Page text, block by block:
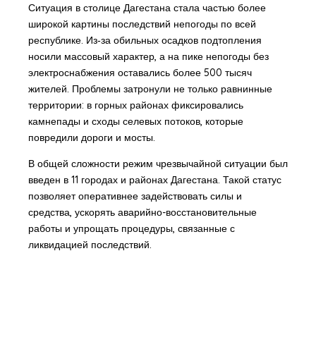
Ситуация в столице Дагестана стала частью более
широкой картины последствий непогоды по всей
республике. Из‑за обильных осадков подтопления
носили массовый характер, а на пике непогоды без
электроснабжения оставались более 500 тысяч
жителей. Проблемы затронули не только равнинные
территории: в горных районах фиксировались
камнепады и сходы селевых потоков, которые
повредили дороги и мосты.
В общей сложности режим чрезвычайной ситуации был
введен в 11 городах и районах Дагестана. Такой статус
позволяет оперативнее задействовать силы и
средства, ускорять аварийно-восстановительные
работы и упрощать процедуры, связанные с
ликвидацией последствий.